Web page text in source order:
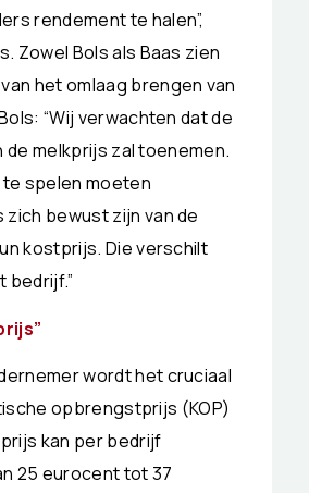
rendement te halen”,
Zowel Bols als Baas zien
het omlaag brengen van
“Wij verwachten dat de
de melkprijs zal toenemen.
te spelen moeten
bewust zijn van de
kostprijs. Die verschilt
bedrijf.”
wordt het cruciaal
opbrengstprijs (KOP)
kan per bedrijf
25 eurocent tot 37